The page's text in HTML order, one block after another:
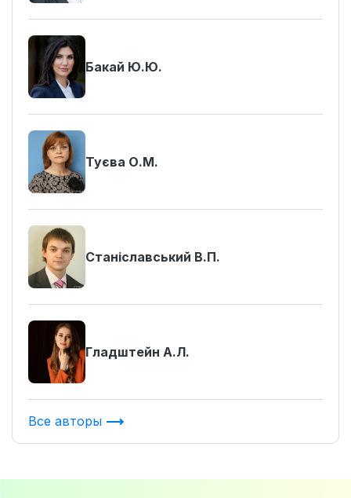
Бакай Ю.Ю.
Туєва О.М.
Станіславський В.П.
Гладштейн А.Л.
Все авторы